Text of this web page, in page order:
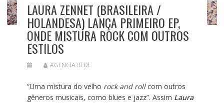
LAURA ZENNET (BRASILEIRA /
HOLANDESA) LANÇA PRIMEIRO EP,
ONDE MISTURA ROCK COM OUTROS
ESTILOS
AGENCIA REDE
“Uma mistura do velho rock and rollcom outros
gêneros musicais, como blues e jazz”. Assim Laura